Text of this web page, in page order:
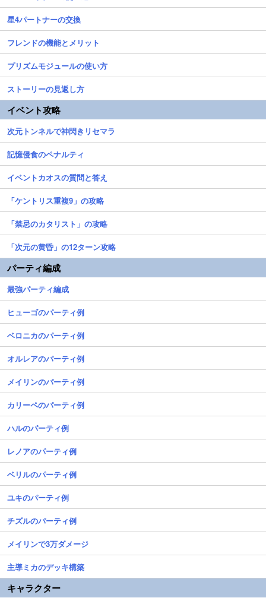
星4パートナーの交換
フレンドの機能とメリット
プリズムモジュールの使い方
ストーリーの見返し方
イベント攻略
次元トンネルで神閃きリセマラ
記憶侵食のペナルティ
イベントカオスの質問と答え
「ケントリス重複9」の攻略
「禁忌のカタリスト」の攻略
「次元の黄昏」の12ターン攻略
パーティ編成
最強パーティ編成
ヒューゴのパーティ例
ベロニカのパーティ例
オルレアのパーティ例
メイリンのパーティ例
カリーペのパーティ例
ハルのパーティ例
レノアのパーティ例
ベリルのパーティ例
ユキのパーティ例
チズルのパーティ例
メイリンで3万ダメージ
主導ミカのデッキ構築
キャラクター